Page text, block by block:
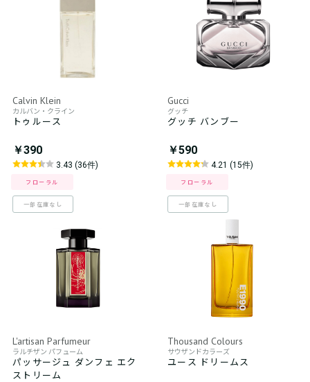
Calvin Klein
カルバン・クライン
トゥルース
￥390
3.43 (36件)
フローラル
一部在庫なし
Gucci
グッチ
グッチ バンブー
￥590
4.21 (15件)
フローラル
一部在庫なし
L'artisan Parfumeur
ラルチザン パフューム
パッサージュ ダンフェ エク
ストリーム
Thousand Colours
サウザンドカラーズ
ユース ドリームス